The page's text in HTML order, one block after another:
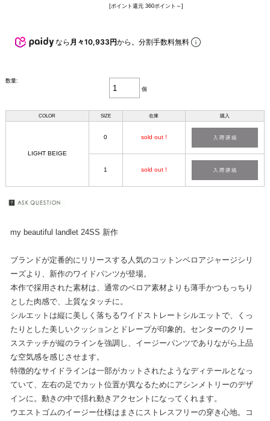
[ポイント還元 360ポイント～]
なら 月々10,933円から。分割手数料無料
数量:
個
COLOR SIZE 在庫 購入
LIGHT BEIGE
0 sold out !
1 sold out !
my beautiful landlet 24SS 新作
ブランドが定番的にリリースする人気のコットンベロアジャージシリ
ーズより、新作のワイドパンツが登場。
本作で採用された素材は、通常のベロア素材よりも薄手かつもっちり
とした肉感で、上質なタッチに。
シルエットは縦に美しく落ちるワイドストレートシルエットで、くっ
たりとした美しいクッションとドレープが印象的。センターのクリー
スステッチが縦のラインを強調し、イージーパンツでありながら上品
な空気感を感じさせます。
特徴的なサイドラインは一部がカットされたようなディテールとなっ
ていて、左右の足でカット位置が異なるためにアシンメトリーのデザ
インに。動きの中で揺れ動きアクセントになってくれます。
ウエストゴムのイージー仕様はまさにストレスフリーの穿き心地。コ